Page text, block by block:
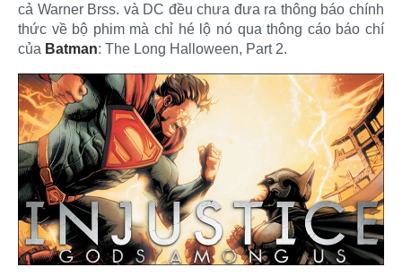
cả Warner Brss. và DC đều chưa đưa ra thông báo chính
thức về bộ phim mà chỉ hé lộ nó qua thông cáo báo chí
của Batman: The Long Halloween, Part 2. ​